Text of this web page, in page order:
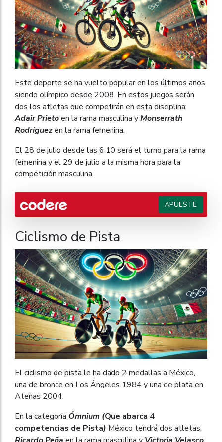
Este deporte se ha vuelto popular en los últimos años,
siendo olímpico desde 2008. En estos juegos serán
dos los atletas que competirán en esta disciplina:
Adair Prietoen la rama masculina yMonserrath
Rodríguezen la rama femenina.
El 28 de julio desde las 6:10 será el turno para la rama
femenina y el 29 de julio a la misma hora para la
competición masculina.
APUESTE
Ciclismo de Pista
El ciclismo de pista le ha dado 2 medallas a México,
una de bronce en Los Ángeles 1984 y una de plata en
Atenas 2004.
En la categoría Ómnium (Que abarca 4
competencias de Pista) México tendrá dos atletas,